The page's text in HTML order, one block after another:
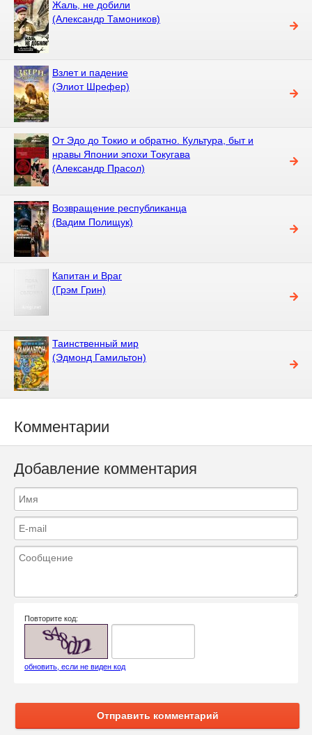
Жаль, не добили
(Александр Тамоников)
Взлет и падение
(Элиот Шрефер)
От Эдо до Токио и обратно. Культура, быт и
нравы Японии эпохи Токугава
(Александр Прасол)
Возвращение республиканца
(Вадим Полищук)
Капитан и Враг
(Грэм Грин)
Таинственный мир
(Эдмонд Гамильтон)
Комментарии
Добавление комментария
Повторите код:
обновить, если не виден код
Отправить комментарий